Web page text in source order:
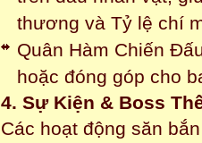
thương và Tỷ lệ chí
Quân Hàm Chiến
hoặc đóng góp cho
4. Sự Kiện & Boss
Các hoạt động săn